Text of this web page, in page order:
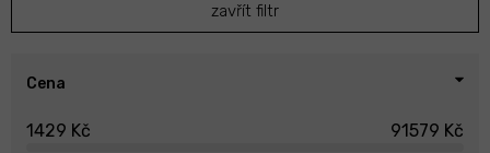
o
zavřít filtr
Cena
1429 Kč 91579 Kč